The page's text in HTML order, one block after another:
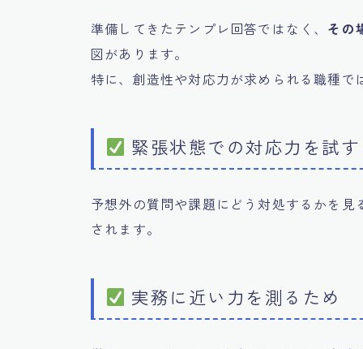
準備してきたテンプレ回答ではなく、 その
図があります。
特に、創造性や対応力が求められる職種で
緊張状態での対応力を試す
予想外の質問や課題にどう対処するかを見
されます。
実務に近い力を測るため